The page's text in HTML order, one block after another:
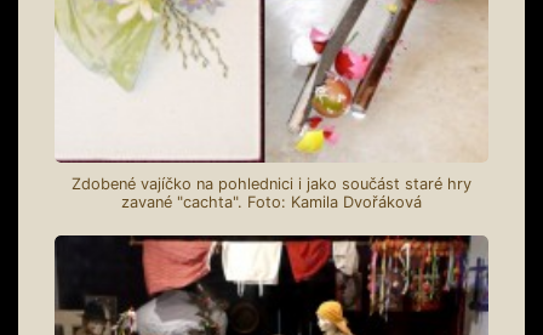
Zdobené vajíčko na pohlednici i jako součást staré hry
zavané "cachta". Foto: Kamila Dvořáková